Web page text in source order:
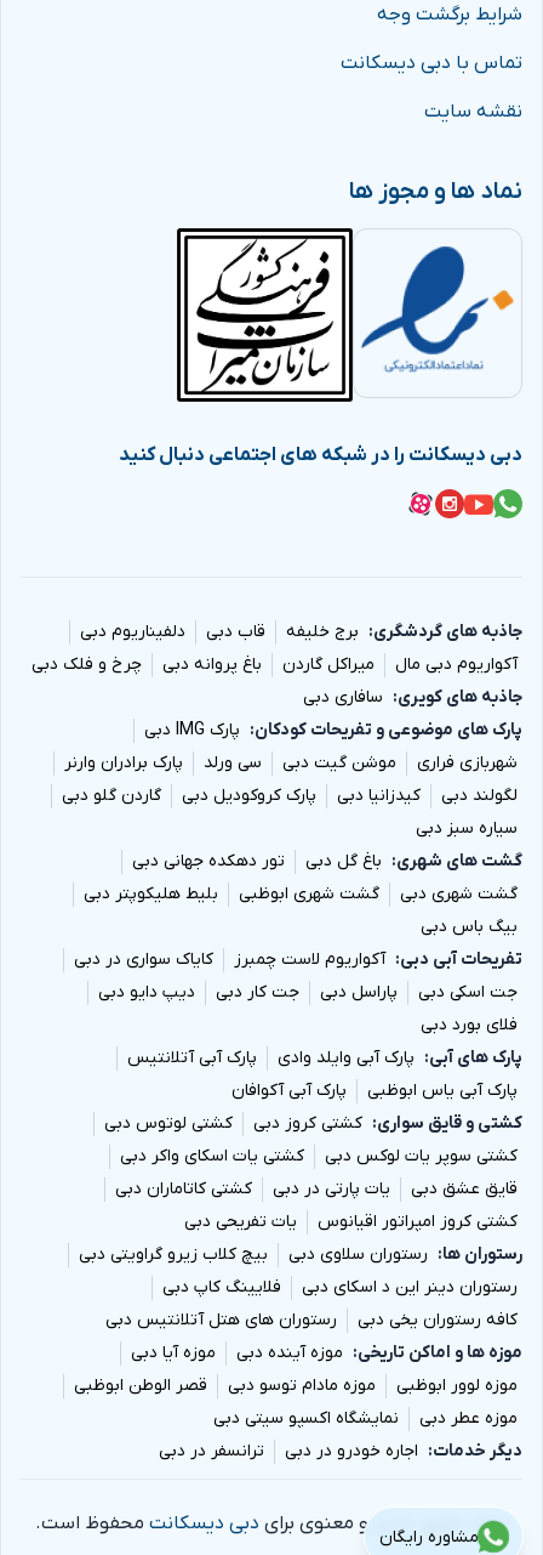
شرایط برگشت وجه
تماس با دبی دیسکانت
نقشه سایت
نماد ها و مجوز ها
دبی دیسکانت را در شبکه های اجتماعی دنبال کنید
جاذبه های گردشگری برج خلیفه قاب دبی
دلفیناریوم دبی
آکواریوم دبی مال
میراکل گاردن باغ پروانه دبی
چرخ و فلک دبی
جاذبه های کویری
سافاری دبی
پارک های موضوعی و تفریحات کودکان
پارک IMG دبی
شهربازی فراری
موشن گیت دبی سی ورلد
پارک برادران وارنر
لگولند دبی
کیدزانیا دبی پارک کروکودیل دبی
گاردن گلو دبی
سیاره سبز دبی
گشت های شهری
باغ گل دبی
تور دهکده جهانی دبی
گشت شهری دبی
گشت شهری ابوظبی
بلیط هلیکوپتر دبی
بیگ باس دبی
تفریحات آبی دبی
آکواریوم لاست چمبرز
کایاک سواری در دبی
جت اسکی دبی
پاراسل دبی جت کار دبی
دیپ دایو دبی
فلای بورد دبی
پارک های آبی
پارک آبی وایلد وادی
پارک آبی آتلانتیس
پارک آبی یاس ابوظبی
پارک آبی آکوافان
کشتی و قایق سواری
کشتی کروز دبی
کشتی لوتوس دبی
کشتی سوپر یات لوکس دبی
کشتی یات اسکای واکر دبی
قایق عشق دبی
یات پارتی در دبی
کشتی کاتاماران دبی
کشتی کروز امپراتور اقیانوس
یات تفریحی دبی
رستوران ها
رستوران سلاوی دبی
بیچ کلاب زیرو گراویتی دبی
رستوران دینر این د اسکای دبی
فلایینگ کاپ دبی
کافه رستوران یخی دبی
رستوران های هتل آتلانتیس دبی
موزه ها و اماکن تاریخی
موزه آینده دبی
موزه آیا دبی
موزه لوور ابوظبی
موزه مادام توسو دبی
قصر الوطن ابوظبی
موزه عطر دبی
نمایشگاه اکسپو سیتی دبی
دیگر خدمات
اجاره خودرو در دبی ترانسفر در دبی
تمام حقوق مادی و معنوی برای دبی دیسکانت محفوظ است.
مشاوره رایگان